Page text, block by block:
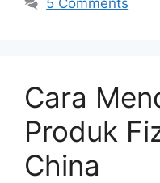
5 Comments
Cara
Produk
China